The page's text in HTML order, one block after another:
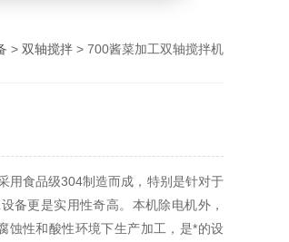
> 双轴搅拌 > 700酱菜加工双轴搅拌机
用食品级304制造而成，特别是针对于
备更是实用性奇高。本机除电机外，
蚀性和酸性环境下生产加工，是*的设